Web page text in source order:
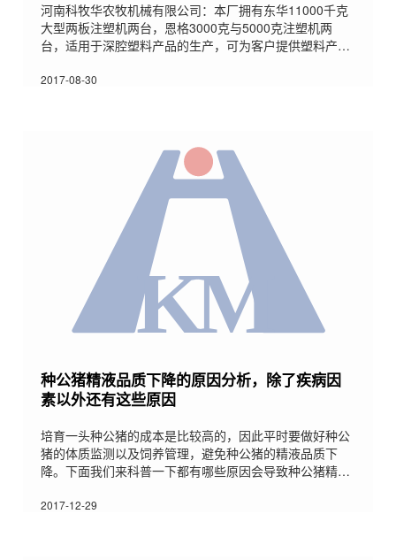
河南科牧华农牧机械有限公司：本厂拥有东华11000千克
大型两板注塑机两台，恩格3000克与5000克注塑机两
台，适用于深腔塑料产品的生产，可为客户提供塑料产品
2017-08-30
种公猪精液品质下降的原因分析，除了疾病因
素以外还有这些原因
培育一头种公猪的成本是比较高的，因此平时要做好种公
猪的体质监测以及饲养管理，避免种公猪的精液品质下
降。下面我们来科普一下都有哪些原因会导致种公猪精液
下降最直接的原因了，比如种公猪生殖器官出现炎症，就
2017-12-29